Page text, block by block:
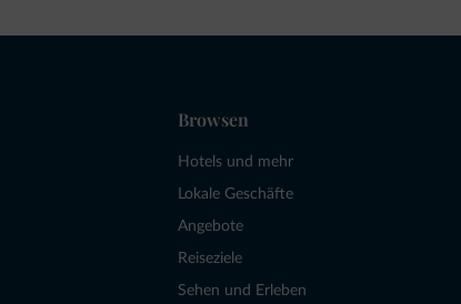
Browsen
Hotels und mehr
Lokale Geschäfte
Angebote
Reiseziele
Sehen und Erleben